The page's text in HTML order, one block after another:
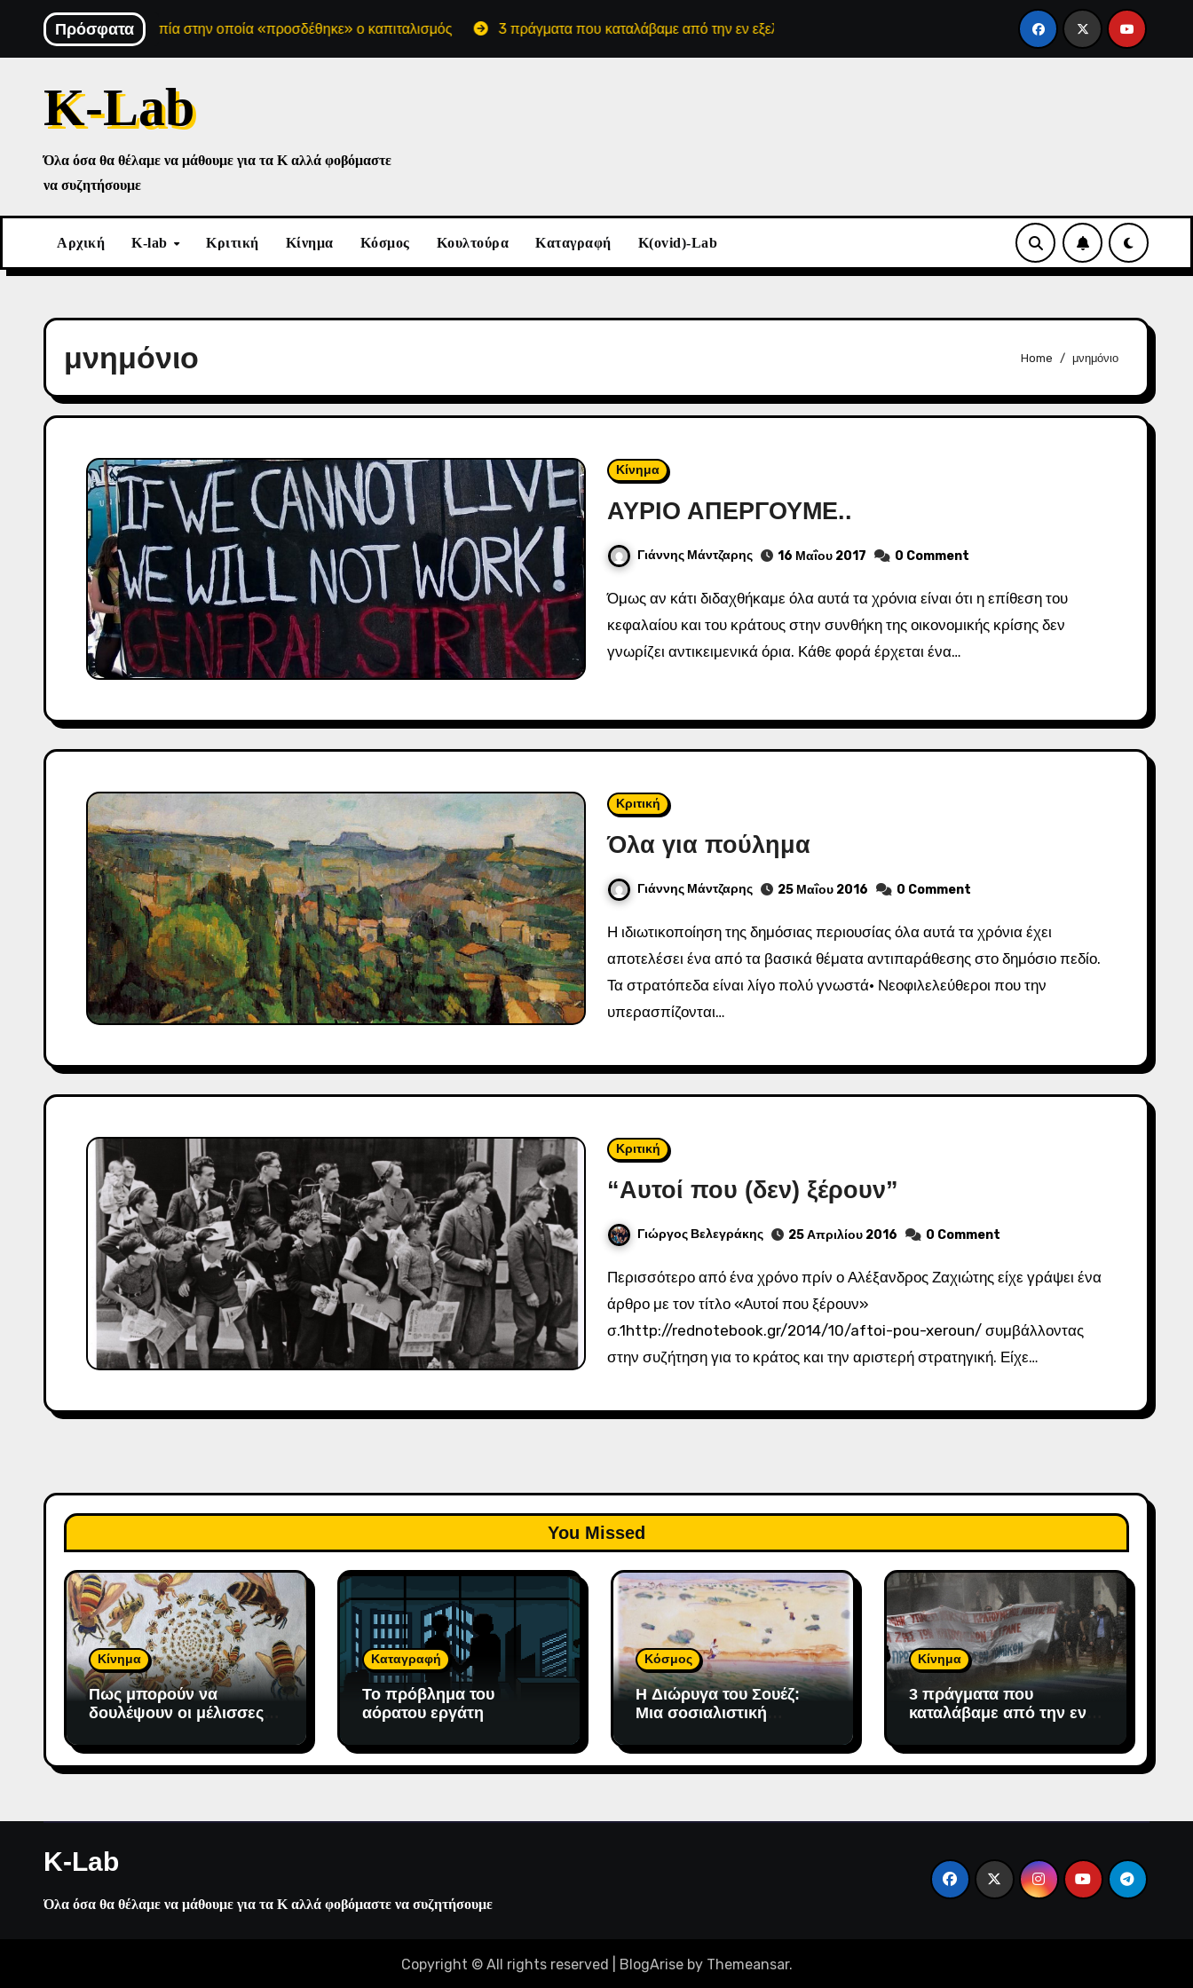
content
Πρόσφατα
ουτοπία στην οποία «προσδέθηκε» ο καπιταλισμός 3 πράγματα που καταλάβαμε από την εν εξελίξει μάχη ενάντια στην αντιδημοκρατική εκτροπή. Φάκελοι
K-Lab
Όλα όσα θα θέλαμε να μάθουμε για τα Κ αλλά φοβόμαστε
να συζητήσουμε
Αρχική K-lab Κριτική Κίνημα Κόσμος Κουλτούρα Καταγραφή K(ovid)-Lab
μνημόνιο Home μνημόνιο
Κίνημα
ΑΥΡΙΟ ΑΠΕΡΓΟΥΜΕ..
Γιάννης Μάντζαρης 16 Μαΐου 2017 0 Comment
Όμως αν κάτι διδαχθήκαμε όλα αυτά τα χρόνια είναι ότι η επίθεση του
κεφαλαίου και του κράτους στην συνθήκη της οικονομικής κρίσης δεν
γνωρίζει αντικειμενικά όρια. Κάθε φορά έρχεται ένα…
Κριτική
Όλα για πούλημα
Γιάννης Μάντζαρης 25 Μαΐου 2016 0 Comment
Η ιδιωτικοποίηση της δημόσιας περιουσίας όλα αυτά τα χρόνια έχει
αποτελέσει ένα από τα βασικά θέματα αντιπαράθεσης στο δημόσιο πεδίο.
Τα στρατόπεδα είναι λίγο πολύ γνωστά· Νεοφιλελεύθεροι που την
υπερασπίζονται…
Κριτική
“Αυτοί που (δεν) ξέρουν”
Γιώργος Βελεγράκης 25 Απριλίου 2016 0 Comment
Περισσότερο από ένα χρόνο πρίν ο Αλέξανδρος Ζαχιώτης είχε γράψει ένα
άρθρο με τον τίτλο «Αυτοί που ξέρουν»
σ.1http://rednotebook.gr/2014/10/aftoi-pou-xeroun/ συμβάλλοντας
στην συζήτηση για το κράτος και την αριστερή στρατηγική. Είχε…
You Missed
Κίνημα
Πως μπορούν να
δουλέψουν οι μέλισσες;
Καταγραφή
Το πρόβλημα του
αόρατου εργάτη
Κόσμος
H Διώρυγα του Σουέζ:
Μια σοσιαλιστική
«προσδέθηκε» ο
καπιταλισμός
Κίνημα
3 πράγματα που
καταλάβαμε από την εν
στην αντιδημοκρατική
εκτροπή.
K-Lab
Όλα όσα θα θέλαμε να μάθουμε για τα Κ αλλά φοβόμαστε να συζητήσουμε
Copyright © All rights reserved BlogAriseby Themeansar.